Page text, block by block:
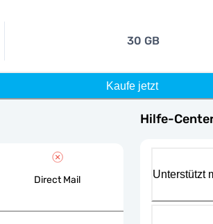
30 GB
Kaufe jetzt
Direct Mail
Hilfe-
Unterstützt